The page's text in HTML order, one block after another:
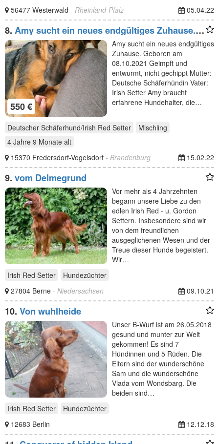
56477 Westerwald - Rheinland-Pfalz 05.04.22
8. Amy sucht ein neues endgültiges Zuhause.
Geboren am 08
550 €
Amy sucht ein neues endgültiges
Zuhause. Geboren am
08.10.2021 Geimpft und
entwurmt, nicht gechippt Mutter:
Deutsche Schäferhündin Vater:
Irish Setter Amy braucht
erfahrene Hundehalter, die…
Deutscher Schäferhund/Irish Red Setter
Mischling
4 Jahre 9 Monate alt
15370 Fredersdorf-Vogelsdorf - Brandenburg 15.02.22
9. vom Delmegrund
Vor mehr als 4 Jahrzehnten
begann unsere Liebe zu den
edlen Irish Red - u. Gordon
Settern. Insbesondere sind wir
von dem freundlichen
ausgeglichenen Wesen und der
Treue dieser Hunde begeistert.
Wir…
Irish Red Setter
Hundezüchter
27804 Berne - Niedersachsen 09.10.21
10. Von wuhlheide
Unser B-Wurf ist am 26.05.2018
gesund und munter zur Welt
gekommen! Es sind 7
Hündinnen und 5 Rüden. Die
Eltern sind der wunderschöne
Sam und die wunderschöne
Vlada vom Wondsbarg. Die
beiden sind…
Irish Red Setter
Hundezüchter
12683 Berlin
12.12.18